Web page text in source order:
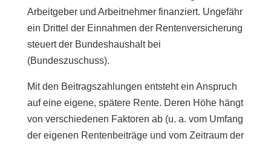
Arbeitgeber und Arbeitnehmer finanziert. Ungefähr
ein Drittel der Einnahmen der Rentenversicherung
steuert der Bundeshaushalt bei
(Bundeszuschuss).
Mit den Beitragszahlungen entsteht ein Anspruch
auf eine eigene, spätere Rente. Deren Höhe hängt
von verschiedenen Faktoren ab (u. a. vom Umfang
der eigenen Rentenbeiträge und vom Zeitraum der